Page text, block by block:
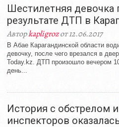
Шестилетняя девочка
результате ДТП в
Авторkapligrozот 12.06.2017
В Абае Карагандинской области
девочку, после чего врезался в
Today.kz. ДТП произошло вечером
день...
История с
инспекторов